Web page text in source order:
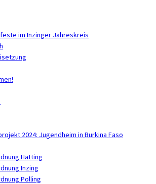
im Inzinger Jahreskreis
2024: Jugendheim in Burkina Faso
Hatting
Inzing
Polling